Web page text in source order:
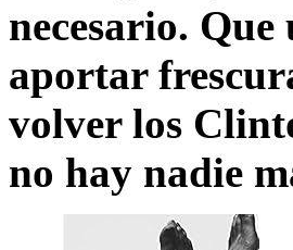
necesario.
aportar
volver los
no hay nadie